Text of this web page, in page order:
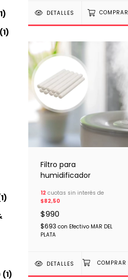
DETALLES COMPRAR
Filtro para
humidificador
12 cuotas sin interés de
$82,50
$990
$693 con Efectivo MAR DEL
PLATA
DETALLES